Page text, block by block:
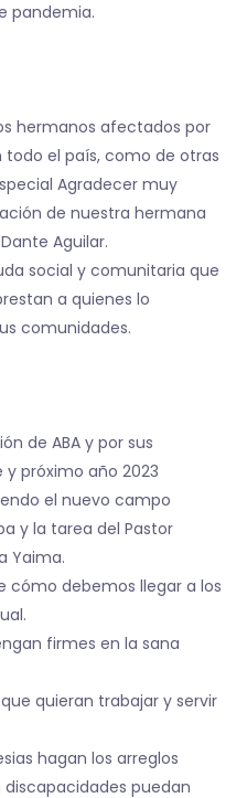
pandemia.
hermanos afectados por
el país, como de otras
Agradecer muy
de nuestra hermana
Aguilar.
social y comunitaria que
a quienes lo
comunidades.
de ABA y por sus
próximo año 2023
el nuevo campo
y la tarea del Pastor
Yaima.
cómo debemos llegar a los
firmes en la sana
quieran trabajar y servir
hagan los arreglos
puedan